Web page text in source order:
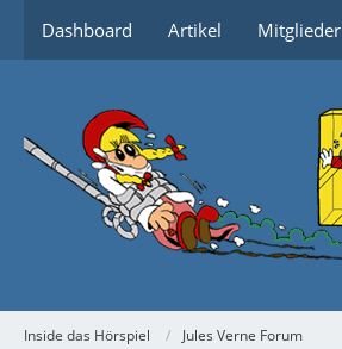
Dashboard Artikel Mitglieder
Inside das Hörspiel Jules Verne Forum